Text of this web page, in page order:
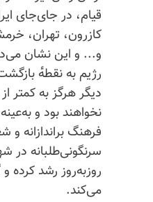
قیام، در جای‌جای
کازرون، تهران،
و... و این نشان
رژیم به نقطه‌ٔ
دیگر هرگز به کمتر
نخواهند بود و
فرهنگ براندازانه و
سرنگونی‌طلبانه در
روزبه‌روز رشد کرده
می‌کند.